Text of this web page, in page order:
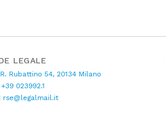
LEGALE
Rubattino 54, 20134 Milano
+39 023992.1
rse@legalmail.it